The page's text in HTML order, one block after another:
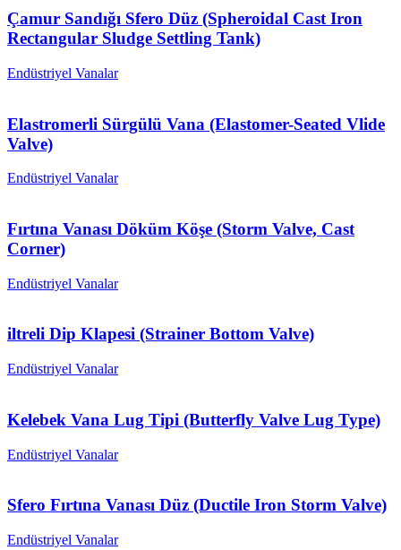
Çamur Sandığı Sfero Düz (Spheroidal Cast Iron
Rectangular Sludge Settling Tank)
Endüstriyel Vanalar
Elastromerli Sürgülü Vana (Elastomer-Seated Vlide
Valve)
Endüstriyel Vanalar
Fırtına Vanası Döküm Köşe (Storm Valve, Cast
Corner)
Endüstriyel Vanalar
iltreli Dip Klapesi (Strainer Bottom Valve)
Endüstriyel Vanalar
Kelebek Vana Lug Tipi (Butterfly Valve Lug Type)
Endüstriyel Vanalar
Sfero Fırtına Vanası Düz (Ductile Iron Storm Valve)
Endüstriyel Vanalar